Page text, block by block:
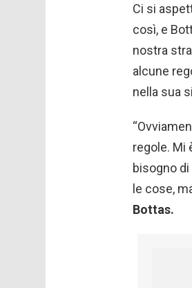
Ci si
così, e
nostra
alcune
nella sua
regole. Mi
bisogno
le cose,
Bottas.